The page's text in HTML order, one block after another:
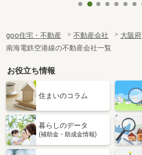
goo住宅・不動産 不動産会社 大阪府
南海電鉄空港線の不動産会社一覧
お役立ち情報
住まいのコラム
暮らしのデータ
(補助金・助成金情報)